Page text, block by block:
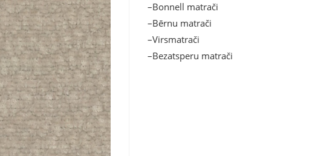
–Bonnell matrači
–Bērnu matrači
–Virsmatrači
–Bezatsperu matrači